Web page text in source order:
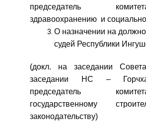
председатель
здравоохранению и
О назначении на
судей Республики
(докл. на заседании
заседании НС –
председатель
государственному
законодательству)